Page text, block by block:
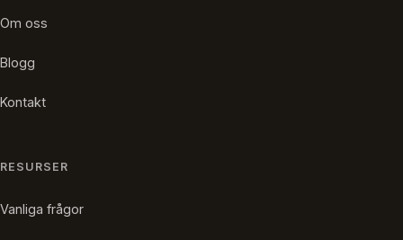
Om oss
Blogg
Kontakt
RESURSER
Vanliga frågor